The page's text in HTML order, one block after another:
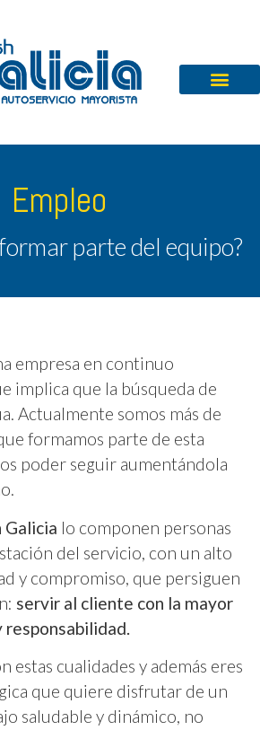
Empleo
parte del equipo?
empresa en continuo
implica que la búsqueda de
Actualmente somos más de
formamos parte de esta
poder seguir aumentándola
Galicia lo componen personas
del servicio, con un alto
y compromiso, que persiguen
servir al cliente con la mayor
responsabilidad.
estas cualidades y además eres
que quiere disfrutar de un
saludable y dinámico, no